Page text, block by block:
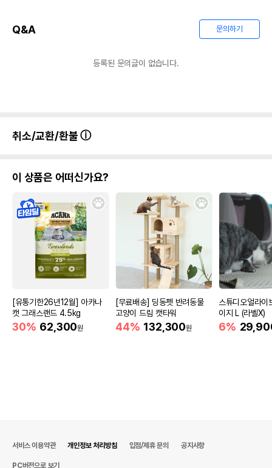
Q&A 문의하기
등록된 문의글이 없습니다.
취소/교환/환불
이 상품은 어떠신가요?
[유통기한26년12월] 아카나
캣 그래스랜드 4.5kg
30% 62,300원
[무료배송] 딩동펫 반려동물
고양이 드림 캣타워
44% 132,300원
스튜디오얼라이
이지 L (라벨X)
6%
서비스 이용약관 개인정보 처리방침 입점/제휴 문의 공지사항
PC버전으로 보기